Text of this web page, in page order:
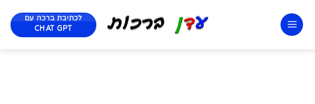
לכתיבת ברכה עם
CHAT GPT